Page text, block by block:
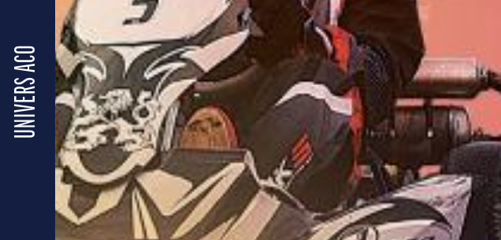
UNIVERS ACO